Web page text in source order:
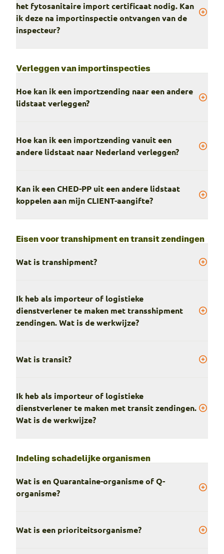
het fytosanitaire import certificaat nodig. Kan
ik deze na importinspectie ontvangen van de
inspecteur?
Verleggen van importinspecties
Hoe kan ik een importzending naar een andere
lidstaat verleggen?
Hoe kan ik een importzending vanuit een
andere lidstaat naar Nederland verleggen?
Kan ik een CHED-PP uit een andere lidstaat
koppelen aan mijn CLIENT-aangifte?
Eisen voor transhipment en transit zendingen
Wat is transhipment?
Ik heb als importeur of logistieke
dienstverlener te maken met transshipment
zendingen. Wat is de werkwijze?
Wat is transit?
Ik heb als importeur of logistieke
dienstverlener te maken met transit zendingen.
Wat is de werkwijze?
Indeling schadelijke organismen
Wat is en Quarantaine-organisme of Q-
organisme?
Wat is een prioriteitsorganisme?